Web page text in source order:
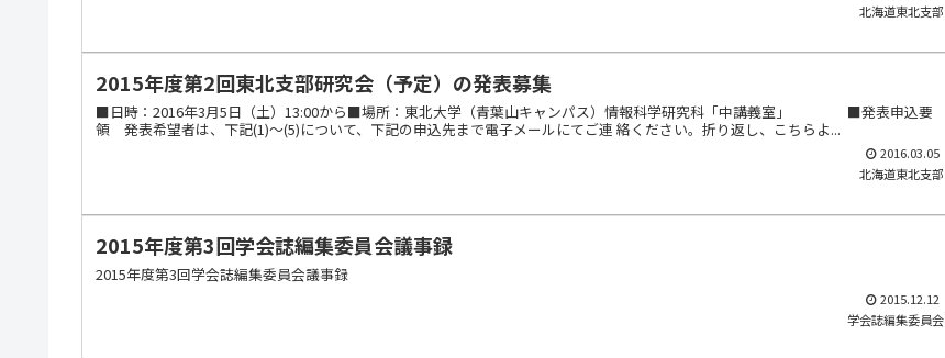
北海道東北支部
2015年度第2回東北支部研究会（予定）の発表募集
■日時：2016年3月5日（土）13:00から■場所：東北大学（青葉山キャンパス）情報科学研究科「中講義室」 ■発表申込要
領 発表希望者は、下記(1)～(5)について、下記の申込先まで電子メールにてご連 絡ください。折り返し、こちらよ...
2016.03.05
北海道東北支部
2015年度第3回学会誌編集委員会議事録
2015年度第3回学会誌編集委員会議事録
2015.12.12
学会誌編集委員会